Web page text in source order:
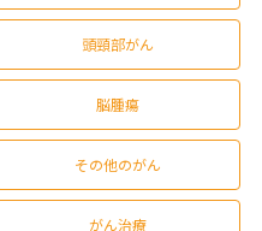
頭頸部がん
脳腫瘍
その他のがん
がん治療